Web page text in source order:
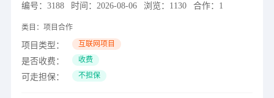
编号： 3188 时间： 2026-08-06 浏览： 1130 合作： 1
类目： 项目合作
项目类型： 互联网项目
是否收费： 收费
可走担保： 不担保